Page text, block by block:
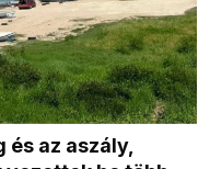
és az aszály,